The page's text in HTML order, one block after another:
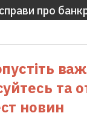
про
та
новин